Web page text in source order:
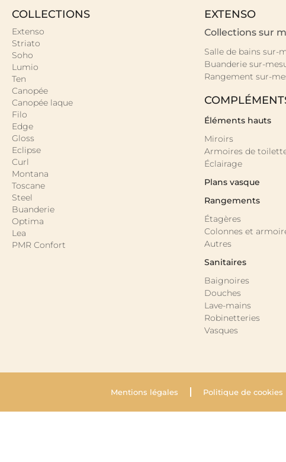
COLLECTIONS
Extenso
Striato
Soho
Lumio
Ten
Canopée
Canopée laque
Filo
Edge
Gloss
Eclipse
Curl
Montana
Toscane
Steel
Buanderie
Optima
Lea
PMR Confort
EXTENSO
Collections sur
Salle de bains sur-
Buanderie sur-
Rangement sur-
Éléments hauts
Miroirs
Armoires de
Éclairage
Plans vasque
Rangements
Étagères
Colonnes et
Autres
Sanitaires
Baignoires
Douches
Lave-mains
Robinetteries
Vasques
Mentions légales Politique de cookies